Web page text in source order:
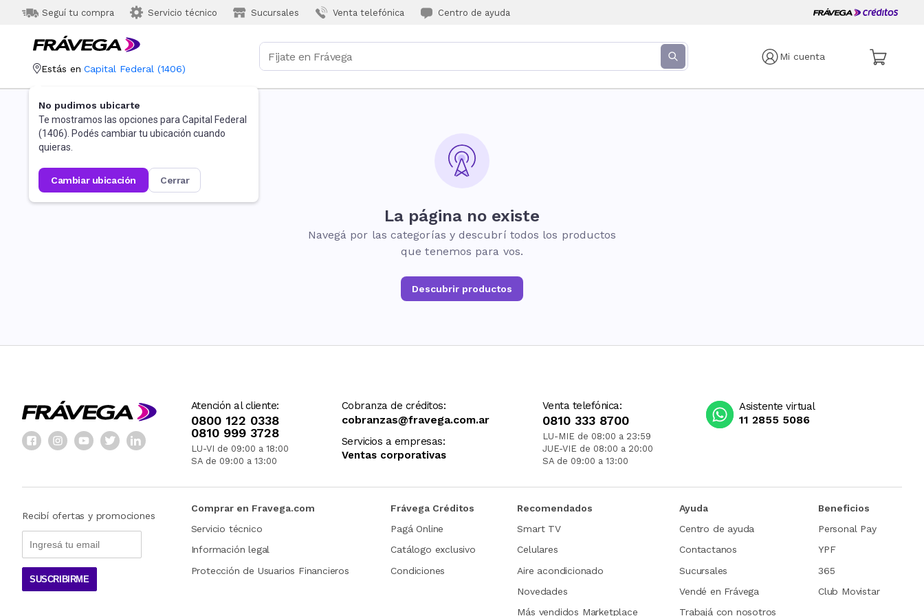
Seguí tu compra Servicio técnico Sucursales Venta telefónica Centro de ayuda
Mi cuenta
Estás en Capital Federal (1406)
No pudimos ubicarte
Te mostramos las opciones para Capital Federal
(1406). Podés cambiar tu ubicación cuando
quieras.
cambiar ubicación cerrar
La página no existe
Navegá por las categorías y descubrí todos los productos
que tenemos para vos.
Descubrir productos
Atención al cliente:
0800 122 0338
0810 999 3728
LU-VI de 09:00 a 18:00
SA de 09:00 a 13:00
Cobranza de créditos:
cobranzas@fravega.com.ar
Servicios a empresas:
Ventas corporativas
Venta telefónica:
0810 333 8700
LU-MIE de 08:00 a 23:59
JUE-VIE de 08:00 a 20:00
SA de 09:00 a 13:00
Asistente virtual
11 2855 5086
Recibí ofertas y promociones
SUSCRIBIRME
Comprar en Fravega.com
Servicio técnico
Información legal
Protección de Usuarios Financieros
Frávega Créditos
Pagá Online
Catálogo exclusivo
Condiciones
Recomendados
Smart TV
Celulares
Aire acondicionado
Novedades
Más vendidos Marketplace
Ayuda
Centro de ayuda
Contactanos
Sucursales
Vendé en Frávega
Trabajá con nosotros
Beneficios
Personal Pay
YPF
365
Club Movistar